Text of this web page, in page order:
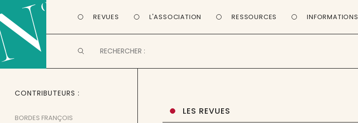
REVUES L'ASSOCIATION RESSOURCES INFORMATIONS
LES REVUES
CONTRIBUTEURS
BORDES FRANÇOIS